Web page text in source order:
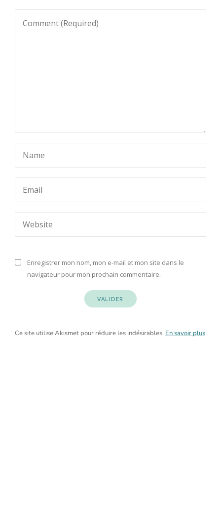
Enregistrer mon nom, mon e-mail et mon site dans le
navigateur pour mon prochain commentaire.
Ce site utilise Akismet pour réduire les indésirables. En savoir plus